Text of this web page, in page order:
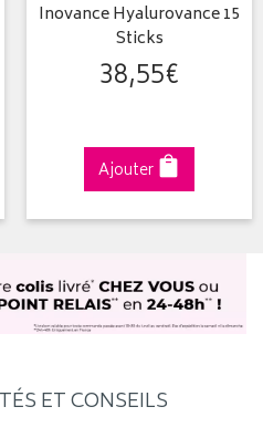
Inovance Hyalurovance 15
Sticks
38,55€
Ajouter
ET CONSEILS